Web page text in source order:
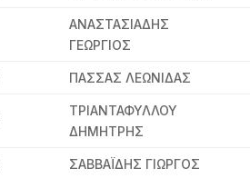
ΑΝΑΣΤΑΣΙΑΔΗΣ
ΓΕΩΡΓΙΟΣ
ΠΑΣΣΑΣ ΛΕΩΝΙΔΑΣ
ΤΡΙΑΝΤΑΦΥΛΛΟΥ
ΔΗΜΗΤΡΗΣ
ΣΑΒΒΑΪΔΗΣ ΓΙΩΡΓΟΣ